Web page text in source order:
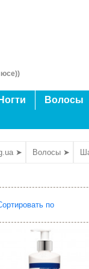
Ногти
Волосы
➤ Волосы ➤
по